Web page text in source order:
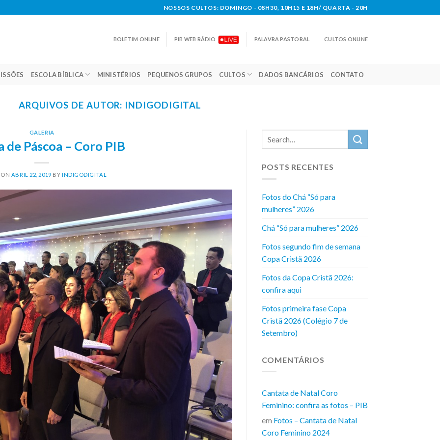
NOSSOS CULTOS: DOMINGO - 08H30, 10H15 E 18H/ QUARTA - 20H
BOLETIM ONLINE PIB WEB RÁDIO PALAVRA PASTORAL CULTOS ONLINE
ESCOLA BÍBLICA MINISTÉRIOS PEQUENOS GRUPOS CULTOS DADOS BANCÁRIOS CONTATO
ARQUIVOS DE AUTOR: INDIGODIGITAL
GALERIA
de Páscoa – Coro PIB
ON ABRIL 22, 2019 BY INDIGODIGITAL
POSTS RECENTES
Fotos do Chá “Só para
mulheres” 2026
Chá “Só para mulheres” 2026
Fotos segundo fim de semana
Copa Cristã 2026
Fotos da Copa Cristã 2026:
confira aqui
Fotos primeira fase Copa
Cristã 2026 (Colégio 7 de
Setembro)
COMENTÁRIOS
Cantata de Natal Coro
Feminino: confira as fotos – PIB
em Fotos – Cantata de Natal
Coro Feminino 2024